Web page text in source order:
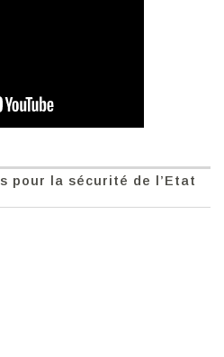
pour la sécurité de l’Etat